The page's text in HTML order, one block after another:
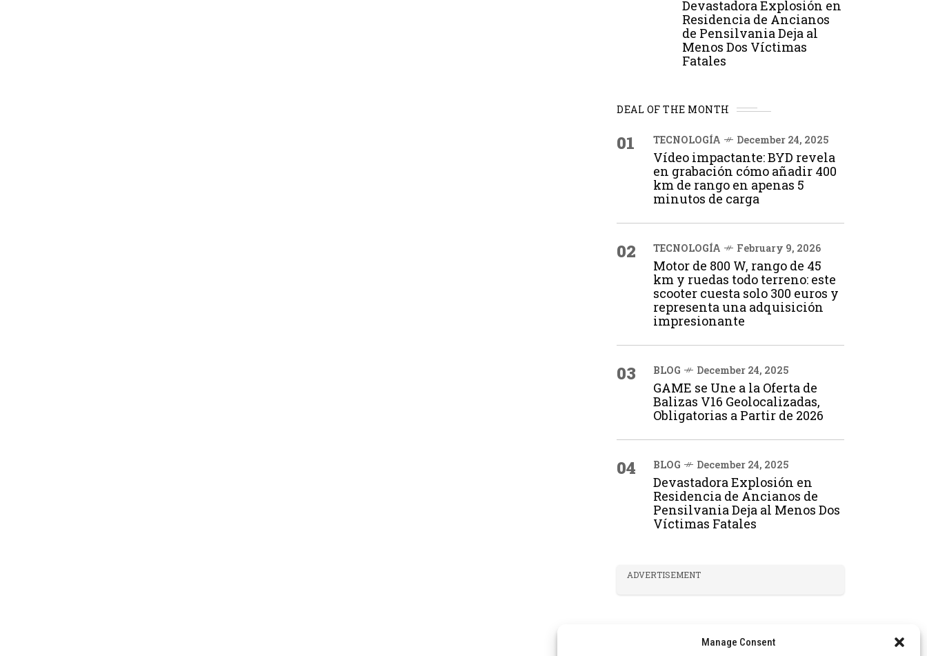
Manage Consent
Devastadora Explosión en
Residencia de Ancianos
de Pensilvania Deja al
Menos Dos Víctimas
Fatales
DEAL OF THE MONTH
01 TECNOLOGÍA December 24, 2025
Vídeo impactante: BYD revela
en grabación cómo añadir 400
km de rango en apenas 5
minutos de carga
02 TECNOLOGÍA February 9, 2026
Motor de 800 W, rango de 45
km y ruedas todo terreno: este
scooter cuesta solo 300 euros y
representa una adquisición
impresionante
03 BLOG December 24, 2025
GAME se Une a la Oferta de
Balizas V16 Geolocalizadas,
Obligatorias a Partir de 2026
04 BLOG December 24, 2025
Devastadora Explosión en
Residencia de Ancianos de
Pensilvania Deja al Menos Dos
Víctimas Fatales
ADVERTISEMENT